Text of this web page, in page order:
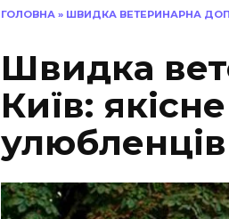
ГОЛОВНА » ШВИДКА ВЕТЕРИНАРНА
Швидка
Київ:
улюбленців